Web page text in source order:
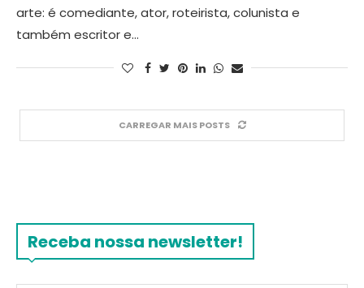
arte: é comediante, ator, roteirista, colunista e
também escritor e…
CARREGAR MAIS POSTS
Receba nossa newsletter!